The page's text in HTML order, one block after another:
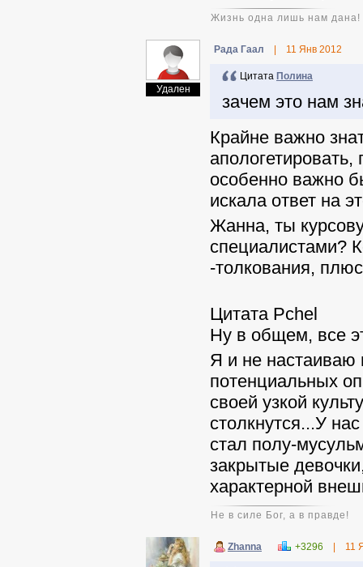
Жизнь одна лишь нам дана!
Удален
Рада Гаал 11 Янв 2012
Цитата Полина
зачем это нам
Крайне важно
особенно важно
искала ответ на
Жанна, ты
специалистами?
-толкования,
Цитата Pchel
Ну в общем, все
Я и не настаиваю
потенциальных
своей узкой
столкнутся...У
стал полу-
закрытые
характерной
Не в силе Бог, а в правде!
Zhanna +3296 11